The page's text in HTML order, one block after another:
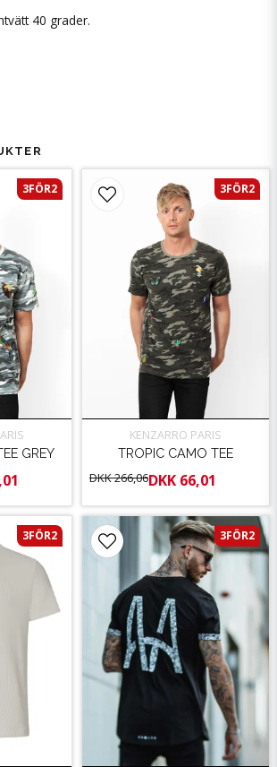
40 grader.
GREY
3FÖR2
KENZARRO PARIS
TROPIC CAMO TEE
DKK 266,06DKK 66,01
3FÖR2
3FÖR2 3FÖR2